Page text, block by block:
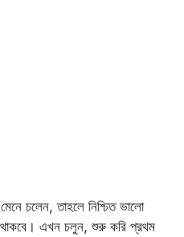
চলেন, তাহলে নিশ্চিত ভালো
থাকবে। এখন চলুন, শুরু করি প্রথম